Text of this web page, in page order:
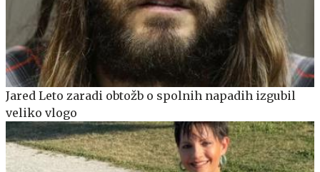
Jared Leto zaradi obtožb o spolnih napadih izgubil
veliko vlogo